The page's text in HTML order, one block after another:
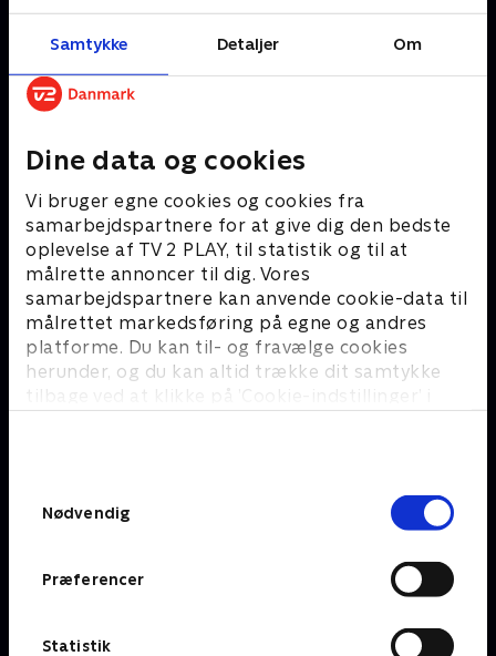
Samtykke Detaljer Om
Dine data og cookies
Vi bruger egne cookies og cookies fra
samarbejdspartnere for at give dig den bedste
oplevelse af TV 2 PLAY, til statistik og til at
målrette annoncer til dig. Vores
samarbejdspartnere kan anvende cookie-data til
målrettet markedsføring på egne og andres
platforme. Du kan til- og fravælge cookies
herunder, og du kan altid trække dit samtykke
tilbage ved at klikke på ’Cookie-indstillinger’ i
Nødvendig
Præferencer
Statistik
arbejder løbende på at
Hent vores appher.
Har du et AppleTV 4
kan du hente vores app
i app-store eller sende
indholdet over Airplay
fra din iPhone/iPad.
Android TV
Systemkrav
beskyttet indhold, må
enheden ikke være
Hent vores appher.